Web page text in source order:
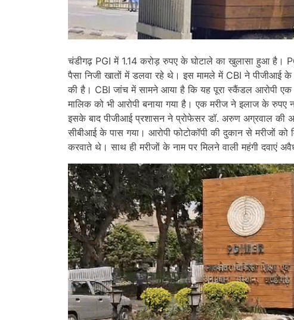
चंडीगढ़ PGI में 1.14 करोड़ रुपए के घोटाले का खुलासा हुआ है।
पैसा निजी खातों में डलवा रहे थे। इस मामले में CBI ने पीजीआई
की है। CBI जांच में सामने आया है कि यह पूरा स्कैंडल आरोपी
मालिक को भी आरोपी बनाया गया है। एक मरीज ने इलाज के
इसके बाद पीजीआई प्रशासन ने प्रोफेसर डॉ. अरुण अग्रवाल की
सीबीआई के पास गया। आरोपी फोटोकॉपी की दुकान से मरीजों
करवाते थे। साथ ही मरीजों के नाम पर मिलने वाली महंगी दवाएं